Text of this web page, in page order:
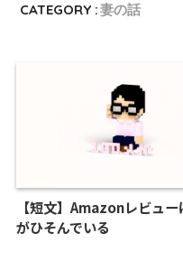
CATEGORY :妻の話
【短文】Amazonレビュ
がひそんでいる